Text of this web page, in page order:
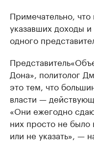
Примечательно,
указавших доходы
одного
Дона», политолог
это тем, что
власти —
«Они ежегодно
них просто не было
или не указать», —